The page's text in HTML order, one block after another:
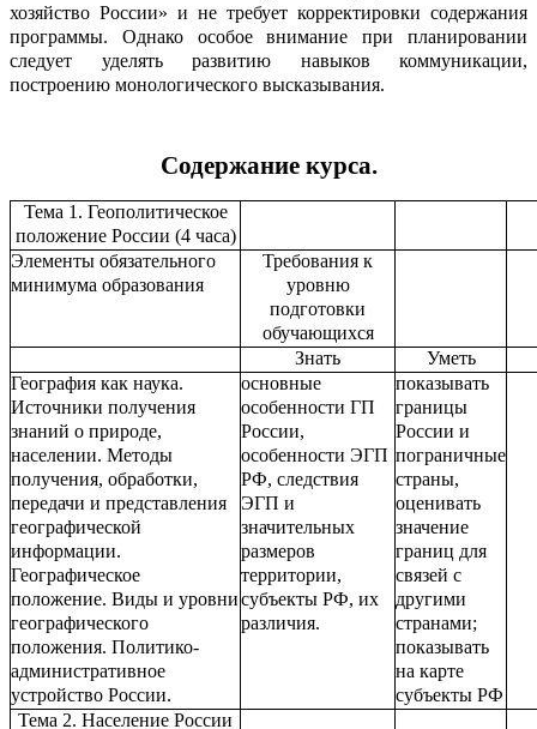
хозяйство России» и не требует корректировки содержания
программы. Однако особое внимание при планировании
следует уделять развитию навыков коммуникации,
построению монологического высказывания.
Содержание курса.
Тема 1. Геополитическое
положение России (4 часа)
Элементы обязательного
минимума образования
Требования к
уровню
подготовки
обучающихся
Знать
Уметь
География как наука.
Источники получения
знаний о природе,
населении. Методы
получения, обработки,
передачи и представления
географической
информации.
Географическое
положение. Виды и уровни
географического
положения. Политико-
административное
устройство России.
основные
особенности ГП
России,
особенности ЭГП
РФ, следствия
ЭГП и
значительных
размеров
территории,
субъекты РФ, их
различия.
показывать
границы
России и
пограничные
страны,
оценивать
значение
границ для
связей с
другими
странами;
показывать
на карте
субъекты РФ
Тема 2. Население России